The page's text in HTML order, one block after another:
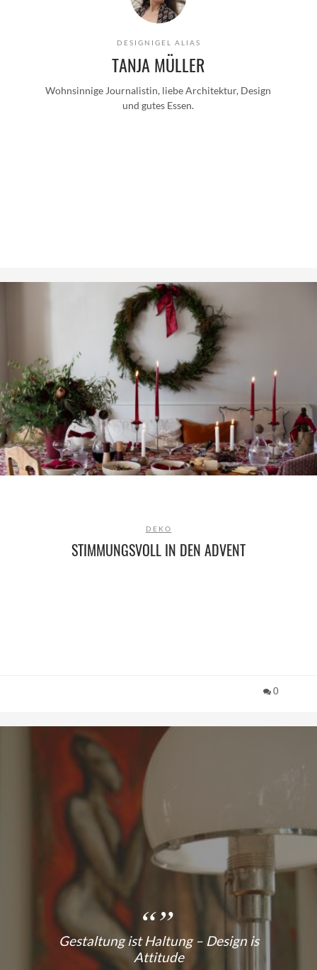
DESIGNIGEL ALIAS
TANJA MÜLLER
Wohnsinnige Journalistin, liebe Architektur, Design
und gutes Essen.
DEKO
STIMMUNGSVOLL IN DEN ADVENT
0
Gestaltung ist Haltung – Design is
Attitude